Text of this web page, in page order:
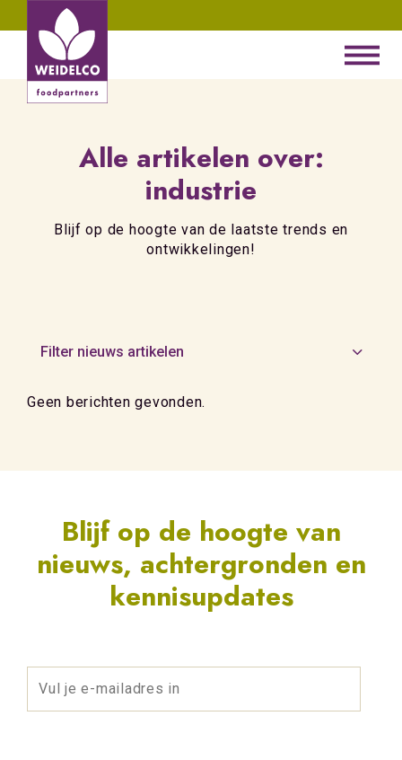
Alle artikelen over:
industrie
Blijf op de hoogte van de laatste trends en
ontwikkelingen!
Filter nieuws artikelen
Geen berichten gevonden.
Blijf op de hoogte van
nieuws, achtergronden en
kennisupdates